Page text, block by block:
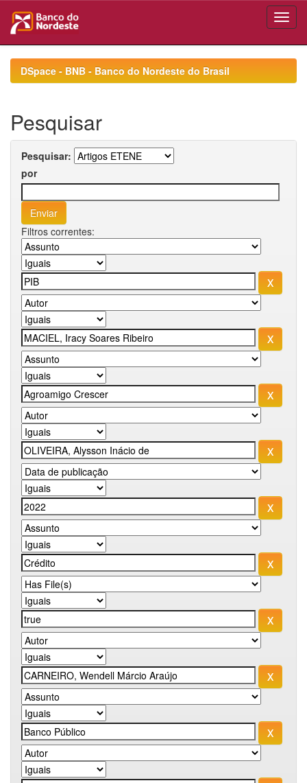
navigationDSpace - BNB - Banco do Nordeste do Brasil
Pesquisar
Pesquisar:
por
Filtros correntes: